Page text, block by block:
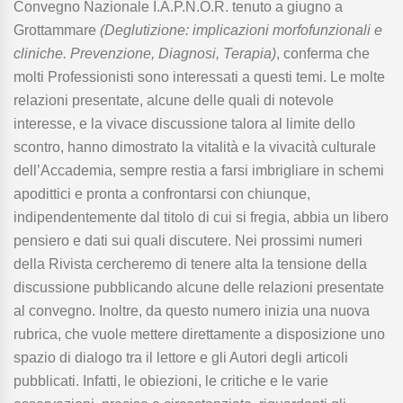
Convegno Nazionale I.A.P.N.O.R. tenuto a giugno a
Grottammare (Deglutizione: implicazioni morfofunzionali e
cliniche. Prevenzione, Diagnosi, Terapia), conferma che
molti Professionisti sono interessati a questi temi. Le molte
relazioni presentate, alcune delle quali di notevole
interesse, e la vivace discussione talora al limite dello
scontro, hanno dimostrato la vitalità e la vivacità culturale
dell’Accademia, sempre restia a farsi imbrigliare in schemi
apodittici e pronta a confrontarsi con chiunque,
indipendentemente dal titolo di cui si fregia, abbia un libero
pensiero e dati sui quali discutere. Nei prossimi numeri
della Rivista cercheremo di tenere alta la tensione della
discussione pubblicando alcune delle relazioni presentate
al convegno. Inoltre, da questo numero inizia una nuova
rubrica, che vuole mettere direttamente a disposizione uno
spazio di dialogo tra il lettore e gli Autori degli articoli
pubblicati. Infatti, le obiezioni, le critiche e le varie